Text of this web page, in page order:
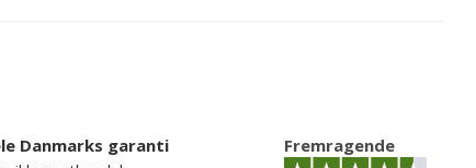
Danmarks garanti Fremragende